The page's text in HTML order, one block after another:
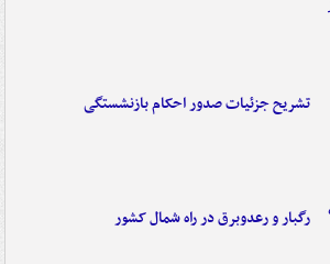
تشریح جزئیات صدور احکام بازنشستگی
رگبار و رعدوبرق در راه شمال کشور